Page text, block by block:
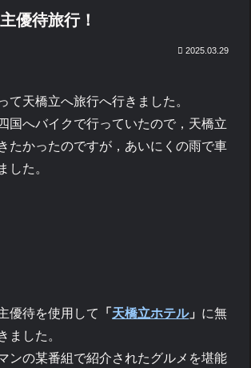
優待旅行！
2025.03.29
天橋立へ旅行へ行きました。
国へバイクで行っていたので，天橋立
たかったのですが，あいにくの雨で車
した。
優待を使用して 「 天橋立ホテル」 に無
ました。
ンの某番組で紹介されたグルメを堪能